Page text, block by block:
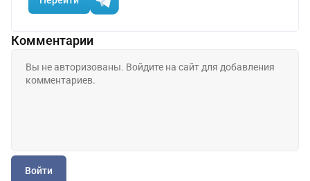
Комментарии
Войти